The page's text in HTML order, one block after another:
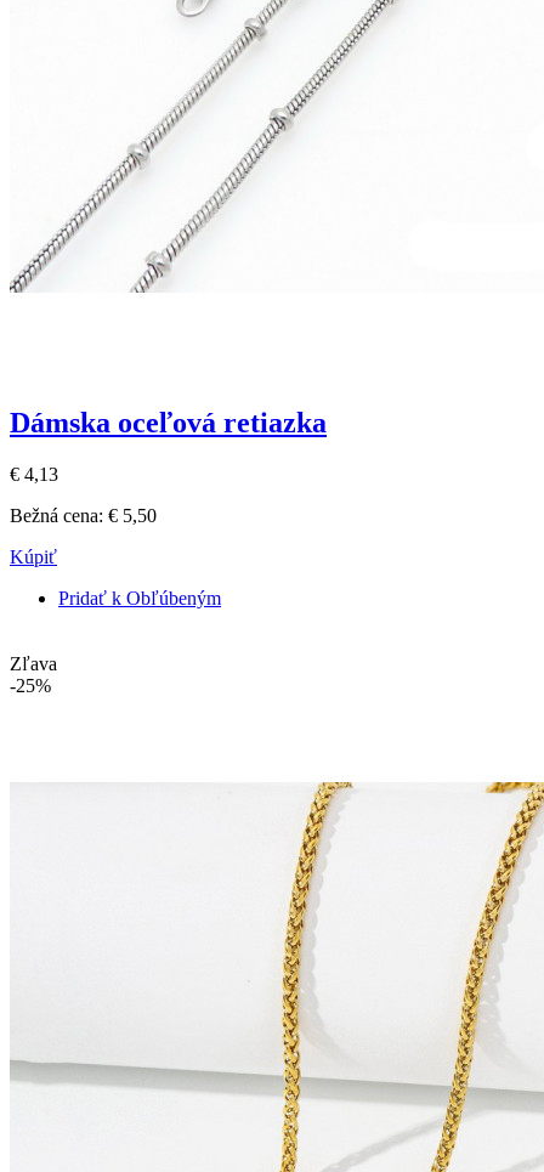
Dámska oceľová retiazka
€ 4,13
Bežná cena: € 5,50
Kúpiť
Pridať k Obľúbeným
Zľava
-25%